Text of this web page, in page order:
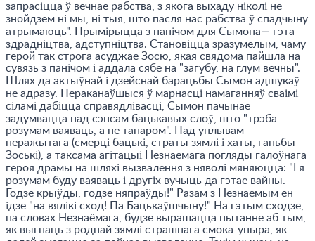
запрасіцца ў вечнае рабства, з якога выхаду ніколі не
знойдзем ні мы, ні тыя, што пасля нас рабства ў спадчыну
атрымаюць". Прымірыцца з панічом для Сымона— гэта
здрадніцтва, адступніцтва. Становіцца зразумелым, чаму
герой так строга асуджае Зосю, якая свядома пайшла на
сувязь з панічом і аддала сябе на "загубу, на глум вечны".
Шлях да актыўнай і дзейснай барацьбы Сымон адшукаў
не адразу. Пераканаўшыся ў марнасці намаганняў сваімі
сіламі дабіцца справядлівасці, Сымон пачынае
задумвацца над сэнсам бацькавых слоў, што "трэба
розумам ваяваць, а не тапаром". Пад уплывам
перажытага (смерці бацькі, страты зямлі і хаты, ганьбы
Зоські), а таксама агітацыі Незнаёмага погляды галоўнага
героя драмы на шляхі вызвалення з няволі мяняюцца: "I я
розумам буду ваяваць і другіх вучыць да гэтае вайны.
Годзе крыўды, годзе няпраўды!" Разам з Незнаёмым ён
ідзе "на вялікі сход! Па Бацькаўшчыну!" На гэтым сходзе,
па словах Незнаёмага, будзе вырашацца пытанне аб тым,
як выгнаць з роднай зямлі страшнага смока-упыра, як